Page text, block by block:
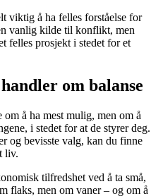
viktig å ha felles forståelse for
vanlig kilde til konflikt, men
felles prosjekt i stedet for et
om balanse
å ha mest mulig, men om å
i stedet for at de styrer deg.
og bevisste valg, kan du finne
liv.
tilfredshet ved å ta små,
flaks, men om vaner – og om å